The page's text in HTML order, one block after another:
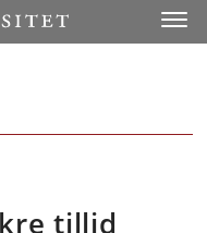
tillid